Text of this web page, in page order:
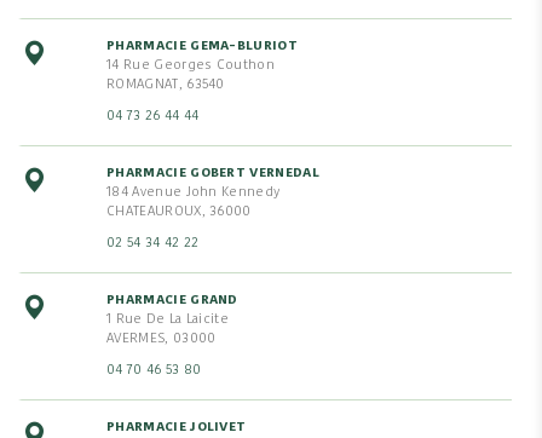
PHARMACIE GEMA-BLURIOT
14 Rue Georges Couthon
ROMAGNAT, 63540
04 73 26 44 44
PHARMACIE GOBERT VERNEDAL
184 Avenue John Kennedy
CHATEAUROUX, 36000
02 54 34 42 22
PHARMACIE GRAND
1 Rue De La Laicite
AVERMES, 03000
04 70 46 53 80
PHARMACIE JOLIVET